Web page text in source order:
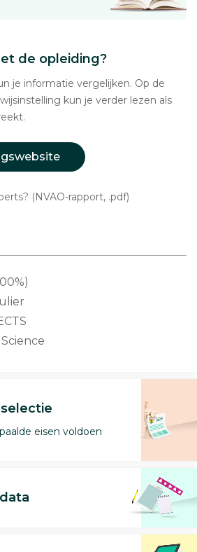
de opleiding?
je informatie vergelijken. Op de
kun je verder lezen als
(NVAO-rapport, .pdf)
eisen voldoen